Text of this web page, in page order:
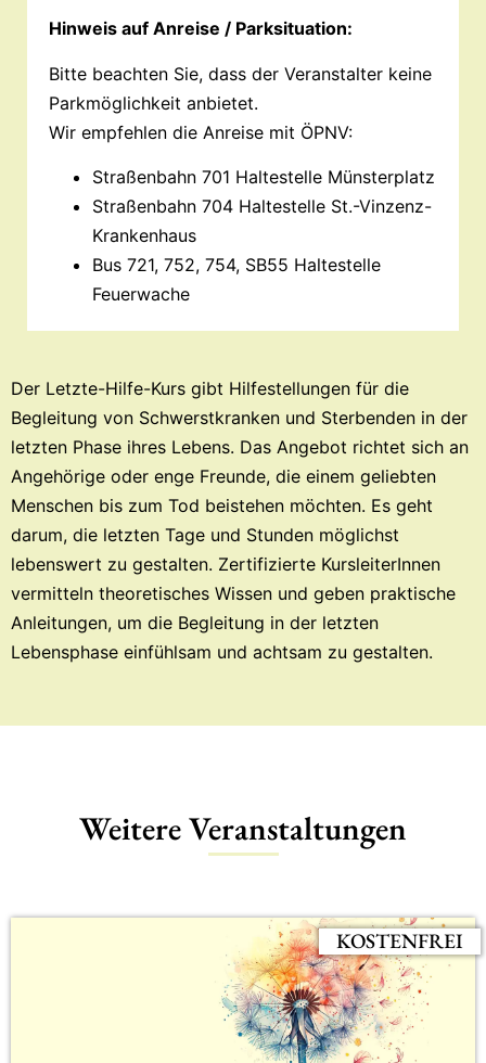
Der Letzte-Hilfe-Kurs gibt Hilfestellungen für die
Begleitung von Schwerstkranken und Sterbenden in der
letzten Phase ihres Lebens. Das Angebot richtet sich an
Angehörige oder enge Freunde, die einem geliebten
Menschen bis zum Tod beistehen möchten. Es geht
darum, die letzten Tage und Stunden möglichst
lebenswert zu gestalten. Zertifizierte KursleiterInnen
vermitteln theoretisches Wissen und geben praktische
Anleitungen, um die Begleitung in der letzten
Lebensphase einfühlsam und achtsam zu gestalten.
Hinweis auf Anreise / Parksituation:
Bitte beachten Sie, dass der Veranstalter keine
Parkmöglichkeit anbietet.
Wir empfehlen die Anreise mit ÖPNV:
Straßenbahn 701 Haltestelle Münsterplatz
Straßenbahn 704 Haltestelle St.-Vinzenz-
Krankenhaus
Bus 721, 752, 754, SB55 Haltestelle
Feuerwache
Weitere Veranstaltungen
KOSTENFREI